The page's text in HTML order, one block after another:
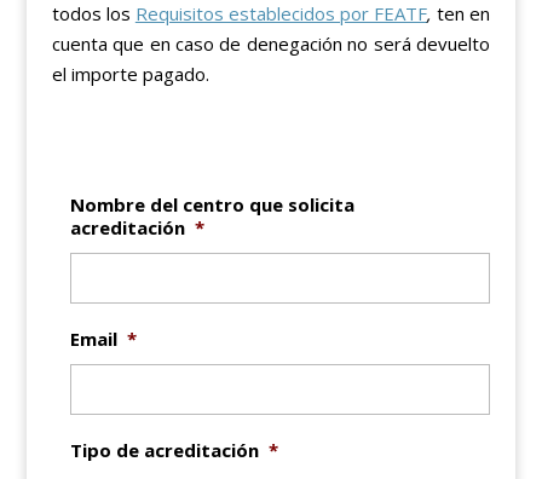
todos los Requisitos establecidos por FEATF, ten en
cuenta que en caso de denegación no será devuelto
el importe pagado.
Nombre del centro que solicita
acreditación *
Email *
Tipo de acreditación *